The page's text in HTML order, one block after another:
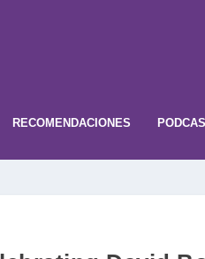
RECOMENDACIONES